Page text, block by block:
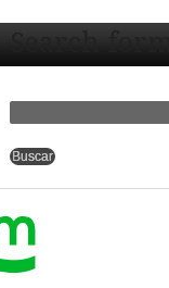
Search form